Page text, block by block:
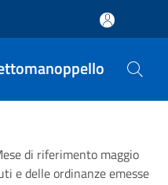
di riferimento maggio
e delle ordinanze emesse